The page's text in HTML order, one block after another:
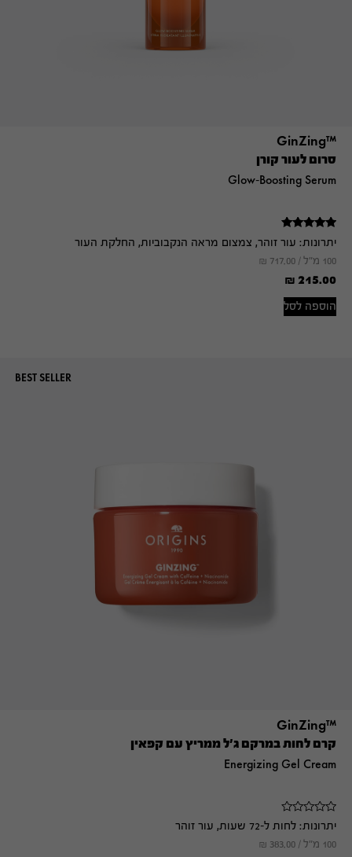
™GinZing
סרום לעור קורן
Glow-Boosting Serum
דורג
5.00
מתוך 5
יתרונות: עור זוהר, צמצום מראה הנקבוביות, החלקת העור
100 מ"ל / ₪ 717.00
₪ 215.00
הוספה לסל
BEST SELLER
™GinZing
קרם לחות במרקם ג'ל ממריץ עם קפאין
Energizing Gel Cream
יתרונות: לחות ל-72 שעות, עור זוהר
100 מ"ל / ₪ 383.00